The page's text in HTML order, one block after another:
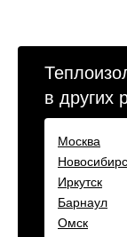
в других
Москва
Иркутск
Барнаул
Омск